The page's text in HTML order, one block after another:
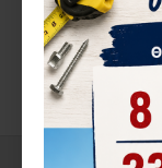
ΑΞΙΟΛΟΓΉΣΕΙΣ